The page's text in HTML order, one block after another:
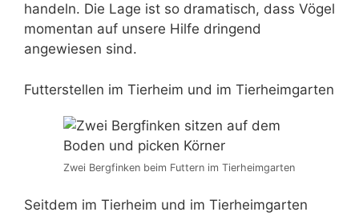
handeln. Die Lage ist so dramatisch, dass Vögel
momentan auf unsere Hilfe dringend
angewiesen sind.
Futterstellen im Tierheim und im Tierheimgarten
Zwei Bergfinken beim Futtern im Tierheimgarten
Seitdem im Tierheim und im Tierheimgarten